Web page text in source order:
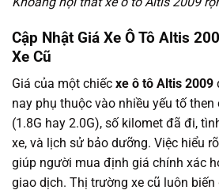
Cập Nhật Giá Xe Ô Tô Altis
Xe Cũ
Giá của một chiếc xe ô tô Altis 2009
nay phụ thuộc vào nhiều yếu tố
(1.8G hay 2.0G), số kilomet đã đi,
xe, và lịch sử bảo dưỡng. Việc hiểu
giúp người mua định giá chính xác
giao dịch. Thị trường xe cũ luôn biến